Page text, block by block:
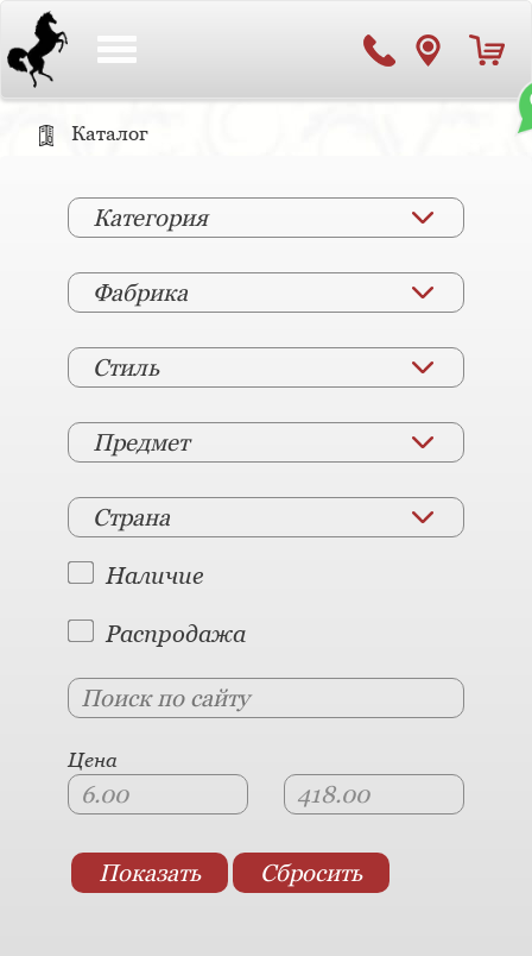
Каталог
Категория
Фабрика
Стиль
Предмет
Страна
Наличие
Распродажа
Цена